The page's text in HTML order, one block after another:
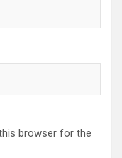
browser for the